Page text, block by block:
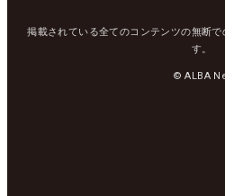
掲載されている全てのコンテンツの無断
す。
© ALBA